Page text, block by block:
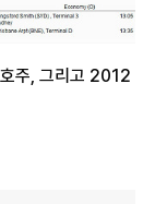
주, 그리고 2012